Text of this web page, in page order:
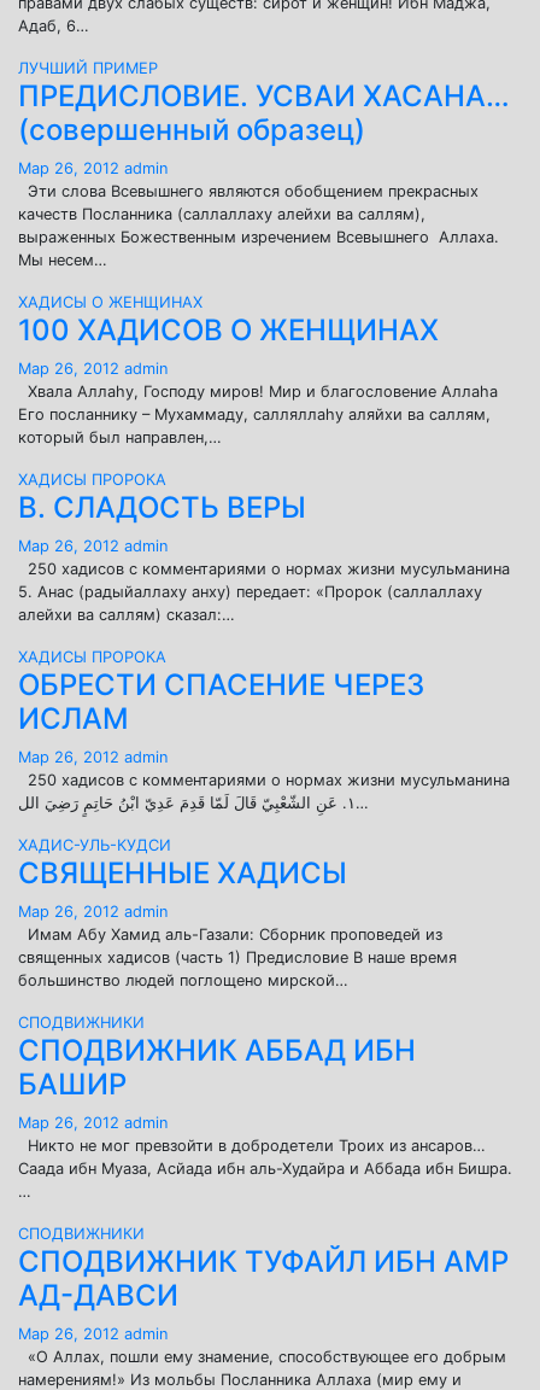
Адаб, 6…
ЛУЧШИЙ ПРИМЕР
ПРЕДИСЛОВИЕ. УСВАИ ХАСАНА…
(совершенный образец)
Мар 26, 2012 admin
Эти слова Всевышнего являются обобщением прекрасных
качеств Посланника (саллаллаху алейхи ва саллям),
выраженных Божественным изречением Всевышнего Аллаха.
Мы несем…
ХАДИСЫ О ЖЕНЩИНАХ
100 ХАДИСОВ О ЖЕНЩИНАХ
Мар 26, 2012 admin
Хвала Аллаhу, Господу миров! Мир и благословение Аллаhа
Его посланнику – Мухаммаду, салляллаhу аляйхи ва саллям,
который был направлен,…
ХАДИСЫ ПРОРОКА
В. СЛАДОСТЬ ВЕРЫ
Мар 26, 2012 admin
250 хадисов с комментариями o нормах жизни мусульманина
5. Анас (радыйаллаху анху) передает: «Пророк (саллаллаху
алейхи ва саллям) сказал:…
ХАДИСЫ ПРОРОКА
ОБРЕСТИ СПАСЕНИЕ ЧЕРЕЗ
ИСЛАМ
Мар 26, 2012 admin
250 хадисов с комментариями о нормах жизни мусульманина
١. عَنِ الشّعْبِيّ قَالَ لَمّا قَدِمَ عَدِيّ ابْنُ حَاتِمٍ رَضِيَ الل…
ХАДИС-УЛЬ-КУДСИ
СВЯЩЕННЫЕ ХАДИСЫ
Мар 26, 2012 admin
Имам Абу Хамид аль-Газали: Сборник проповедей из
священных хадисов (часть 1) Предисловие В наше время
большинство людей поглощено мирской…
СПОДВИЖНИКИ
СПОДВИЖНИК АББАД ИБН
БАШИР
Мар 26, 2012 admin
Никто не мог превзойти в добродетели Троих из ансаров…
Саада ибн Муаза, Асйада ибн аль-Худайра и Аббада ибн Бишра.
…
СПОДВИЖНИКИ
СПОДВИЖНИК ТУФАЙЛ ИБН АМР
АД-ДАВСИ
Мар 26, 2012 admin
«О Аллах, пошли ему знамение, способствующее его добрым
намерениям!» Из мольбы Посланника Аллаха (мир ему и